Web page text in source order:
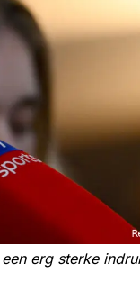
erg sterke